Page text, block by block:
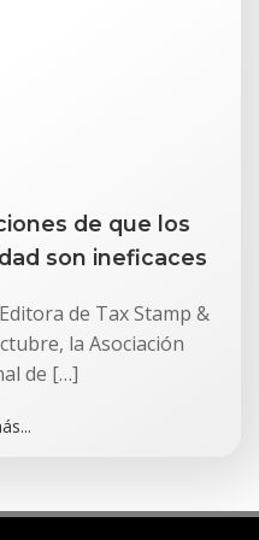
de que los
son ineficaces
de Tax Stamp &
la Asociación
de […]